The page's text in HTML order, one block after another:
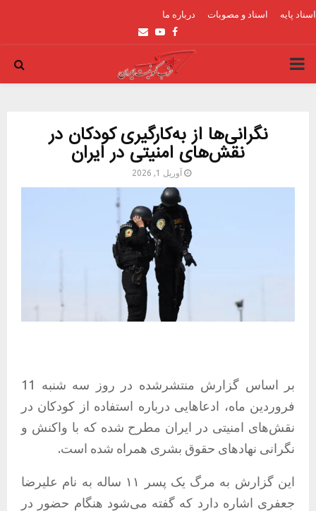
اسناد پایه اسناد و مصوبات درباره ما
Facebook
Youtube
Email
PRIMARY
نگرانی‌ها از به‌کارگیری کودکان در
نقش‌های امنیتی در ایران
آوریل 1, 2026
بر اساس گزارش منتشرشده در روز سه شنبه 11
فروردین ماه، ادعاهایی درباره استفاده از کودکان در
نقش‌های امنیتی در ایران مطرح شده که با واکنش و
نگرانی نهادهای حقوق بشری همراه شده است.
این گزارش به مرگ یک پسر ۱۱ ساله به نام علیرضا
جعفری اشاره دارد که گفته می‌شود هنگام حضور در